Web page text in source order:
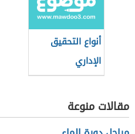
أنواع التحقيق
الإداري
مقالات منوعة